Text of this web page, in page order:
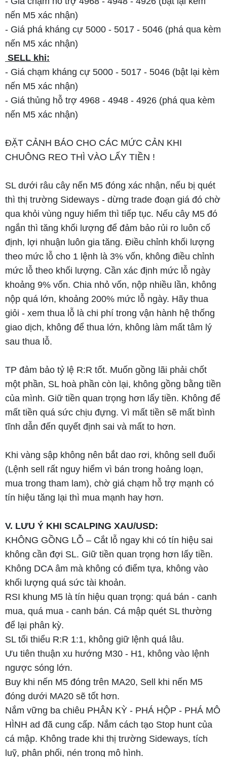
nến M5 xác nhận)
- Giá phá kháng cự 5000 - 5017 - 5046 (phá qua kèm
nến M5 xác nhận)
SELL khi:
- Giá chạm kháng cự 5000 - 5017 - 5046 (bật lại kèm
nến M5 xác nhận)
- Giá thủng hỗ trợ 4968 - 4948 - 4926 (phá qua kèm
nến M5 xác nhận)
ĐẶT CẢNH BÁO CHO CÁC MỨC CẢN KHI
CHUÔNG REO THÌ VÀO LẤY TIỀN !
SL dưới râu cây nến M5 đóng xác nhận, nếu bị quét
thì thị trường Sideways - dừng trade đoạn giá đó chờ
qua khỏi vùng nguy hiểm thì tiếp tục. Nếu cây M5 đó
ngắn thì tăng khối lượng để đảm bảo rủi ro luôn cố
định, lợi nhuận luôn gia tăng. Điều chỉnh khối lượng
theo mức lỗ cho 1 lệnh là 3% vốn, không điều chỉnh
mức lỗ theo khối lượng. Cần xác định mức lỗ ngày
khoảng 9% vốn. Chia nhỏ vốn, nộp nhiều lần, không
nộp quá lớn, khoảng 200% mức lỗ ngày. Hãy thua
giỏi - xem thua lỗ là chi phí trong vận hành hệ thống
giao dịch, không để thua lớn, không làm mất tâm lý
sau thua lỗ.
TP đảm bảo tỷ lệ R:R tốt. Muốn gồng lãi phải chốt
một phần, SL hoà phần còn lại, không gồng bằng tiền
của mình. Giữ tiền quan trọng hơn lấy tiền. Không để
mất tiền quá sức chịu đựng. Vì mất tiền sẽ mất bình
tĩnh dẫn đến quyết định sai và mất to hơn.
Khi vàng sập không nên bắt dao rơi, không sell đuổi
(Lệnh sell rất nguy hiểm vì bán trong hoảng loạn,
mua trong tham lam), chờ giá chạm hỗ trợ mạnh có
tín hiệu tăng lại thì mua mạnh hay hơn.
V. LƯU Ý KHI SCALPING XAU/USD:
KHÔNG GỒNG LỖ – Cắt lỗ ngay khi có tín hiệu sai
không cần đợi SL. Giữ tiền quan trọng hơn lấy tiền.
Không DCA âm mà không có điểm tựa, không vào
khối lượng quá sức tài khoản.
RSI khung M5 là tín hiệu quan trọng: quá bán - canh
mua, quá mua - canh bán. Cá mập quét SL thường
để lại phân kỳ.
SL tối thiểu R:R 1:1, không giữ lệnh quá lâu.
Ưu tiên thuận xu hướng M30 - H1, không vào lệnh
ngược sóng lớn.
Buy khi nến M5 đóng trên MA20, Sell khi nến M5
đóng dưới MA20 sẽ tốt hơn.
Nắm vững ba chiêu PHÂN KỲ - PHÁ HỘP - PHÁ MÔ
HÌNH ad đã cung cấp. Nắm cách tạo Stop hunt của
cá mập. Không trade khi thị trường Sideways, tích
luỹ, phân phối, nén trong mô hình.